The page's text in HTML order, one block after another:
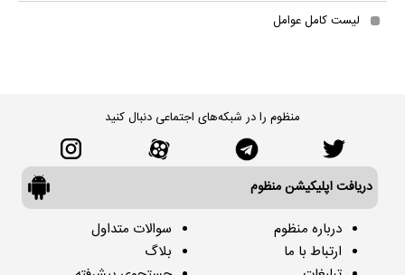
لیست کامل عوامل
منظوم را در شبکه‌های اجتماعی دنبال کنید
دریافت اپلیکیشن منظوم
درباره منظوم
ارتباط با ما
سوالات متداول
بلاگ